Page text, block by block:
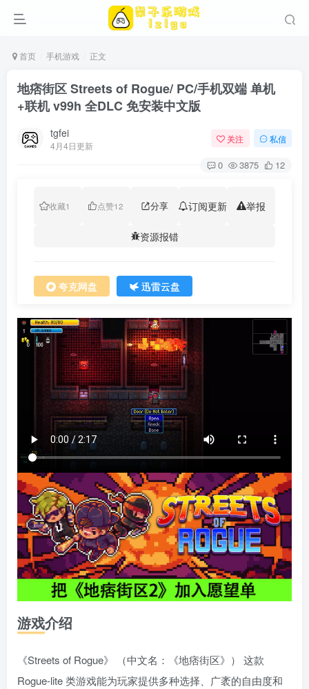
首页 手机游戏 正文
地痞街区 Streets of Rogue/ PC/手机双端 单机
+联机 v99h 全DLC 免安装中文版
tgfei
4月4日更新
关注 私信
0 3875 12
收藏1 点赞12 分享 订阅更新 举报
资源报错
夸克网盘 迅雷云盘
游戏介绍
《Streets of Rogue》 （中文名：《地痞街区》） 这款
Rogue-lite 类游戏能为玩家提供多种选择、广袤的自由度和